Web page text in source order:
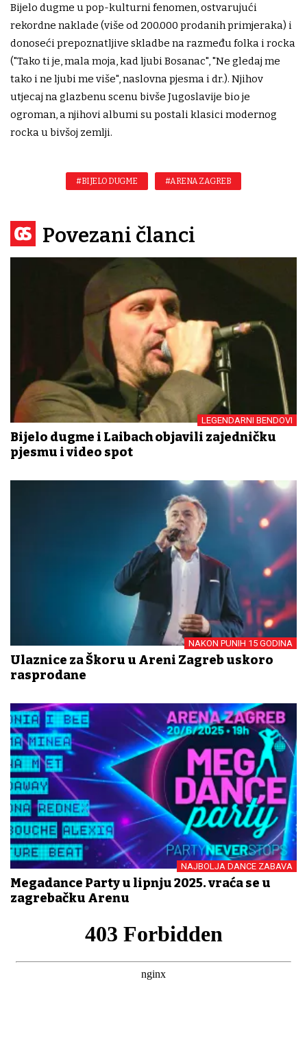
Bijelo dugme u pop-kulturni fenomen, ostvarujući
rekordne naklade (više od 200.000 prodanih primjeraka) i
donoseći prepoznatljive skladbe na razmeđu folka i rocka
("Tako ti je, mala moja, kad ljubi Bosanac", "Ne gledaj me
tako i ne ljubi me više", naslovna pjesma i dr.). Njihov
utjecaj na glazbenu scenu bivše Jugoslavije bio je
ogroman, a njihovi albumi su postali klasici modernog
rocka u bivšoj zemlji.
#BIJELO DUGME #ARENA ZAGREB
Povezani članci
LEGENDARNI BENDOVI
Bijelo dugme i Laibach objavili zajedničku
pjesmu i video spot
NAKON PUNIH 15 GODINA
Ulaznice za Škoru u Areni Zagreb uskoro
rasprodane
NAJBOLJA DANCE ZABAVA
Megadance Party u lipnju 2025. vraća se u
zagrebačku Arenu